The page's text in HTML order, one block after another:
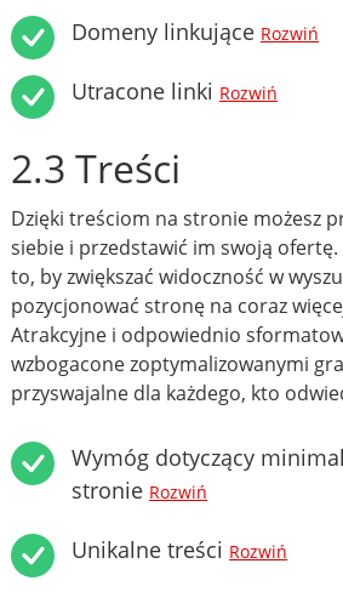
Domeny linkujące Rozwiń
Utracone linki Rozwiń
2.3 Treści
Dzięki treściom na stronie możesz
siebie i przedstawić im swoją
to, by zwiększać widoczność w
pozycjonować stronę na coraz
Atrakcyjne i odpowiednio
wzbogacone zoptymalizowanymi
przyswajalne dla każdego, kto
Wymóg dotyczący
stronie Rozwiń
Unikalne treści Rozwiń